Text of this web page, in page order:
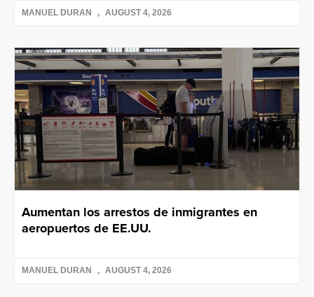
MANUEL DURAN AUGUST 4, 2026
Aumentan los arrestos de inmigrantes en
aeropuertos de EE.UU.
MANUEL DURAN AUGUST 4, 2026